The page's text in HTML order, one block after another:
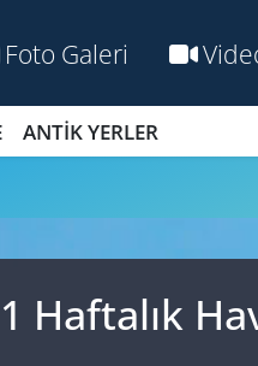
Foto Galeri
ANTİK YERLER
Haftalık